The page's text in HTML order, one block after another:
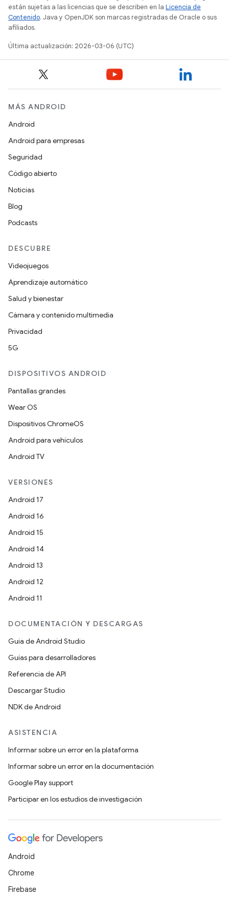
están sujetas a las licencias que se describen en la Licencia de
Contenido. Java y OpenJDK son marcas registradas de Oracle o sus
afiliados.
Última actualización: 2026-03-06 (UTC)
MÁS ANDROID
Android
Android para empresas
Seguridad
Código abierto
Noticias
Blog
Podcasts
DESCUBRE
Videojuegos
Aprendizaje automático
Salud y bienestar
Cámara y contenido multimedia
Privacidad
5G
DISPOSITIVOS ANDROID
Pantallas grandes
Wear OS
Dispositivos ChromeOS
Android para vehículos
Android TV
VERSIONES
Android 17
Android 16
Android 15
Android 14
Android 13
Android 12
Android 11
DOCUMENTACIÓN Y DESCARGAS
Guía de Android Studio
Guías para desarrolladores
Referencia de API
Descargar Studio
NDK de Android
ASISTENCIA
Informar sobre un error en la plataforma
Informar sobre un error en la documentación
Google Play support
Participar en los estudios de investigación
Android
Chrome
Firebase